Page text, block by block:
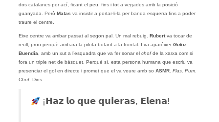
dos catalanes per ací, ficant el peu, fins i tot a vegades amb la posició
guanyada. Però Matas va insistir a portar-li-la per banda esquerra fins a poder
traure el centre.
Eixe centre va arribar passat al segon pal. Un mal rebuig. Rubertva tocar de
reüll, prou perquè arribara la pilota botant a la frontal. I va aparéixer Goku
Buendía, amb un xut a l’esquadra que va fer sonar el chofde la xarxa com si
fora un triple net de bàsquet. Perquè sí, esta persona humana que escriu va
presenciar el gol en directe i promet que el va veure amb so ASMR. Flas. Pum.
Chof. Dins
¡𝗛𝗮𝘇 𝗹𝗼 𝗾𝘂𝗲 𝗾𝘂𝗶𝗲𝗿𝗮𝘀, 𝗘𝗹𝗲𝗻𝗮!